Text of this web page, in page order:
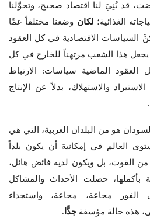
قد بُنِيَ لنا اقتصاد صحيح، وتحوَّلنا
الغذائية؛ لكان وضعنا مختلفاً عمَّا
السياسات الاقتصادية في كل العقود
يجعل هذا الشعب مرتهناً للخارج في كل
العقود الماضية سياسات: الارتباط
والاستهلاك، بدلاً عن الإنتاج
السودان هو من البلدان العربية، التي هي
العالم في إمكانية أن يكون بلداً
من القوت، بل ويكون لديه فائض هائل،
بأكملها، حصلت الأحداث والمشاكل
مجاعة، مجاعة، واستجداء
هذه حالة مؤسفة جدًّا .